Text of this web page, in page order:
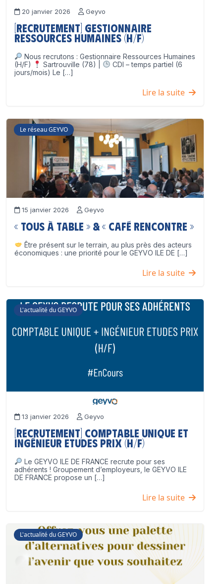
20 janvier 2026 Geyvo
[Recrutement] Gestionnaire
Ressources Humaines (H/F)
Nous recrutons : Gestionnaire Ressources Humaines
(H/F)
Sartrouville (78) |
CDI – temps partiel (6
jours/mois) Le […]
Lire la suite
Le réseau GEYVO
15 janvier 2026 Geyvo
« Tous à table » & « Café Rencontre »
Être présent sur le terrain, au plus près des acteurs
économiques : une priorité pour le GEYVO ILE DE […]
Lire la suite
L'actualité du GEYVO
13 janvier 2026 Geyvo
[Recrutement] Comptable unique et
Ingénieur Etudes Prix (H/F)
Le GEYVO ILE DE FRANCE recrute pour ses
adhérents ! Groupement d’employeurs, le GEYVO ILE
DE FRANCE propose un […]
Lire la suite
L'actualité du GEYVO